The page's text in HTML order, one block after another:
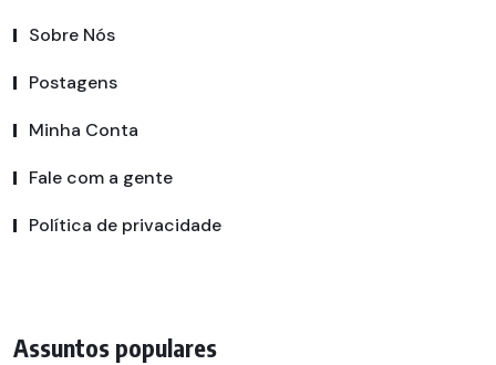
Sobre Nós
Postagens
Minha Conta
Fale com a gente
Política de privacidade
Assuntos populares